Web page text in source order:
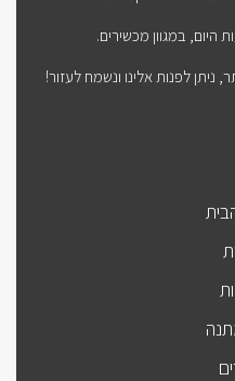
היום, במגוון מכשירים.
לפנות אלינו ונשמח לעזור!